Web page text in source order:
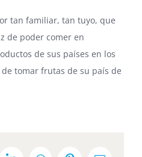
tan familiar, tan tuyo, que
de poder comer en
de sus países en los
tomar frutas de su país de